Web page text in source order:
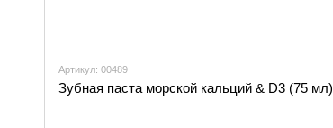
Артикул: 00489
Зубная паста морской кальций & D3 (75 мл)